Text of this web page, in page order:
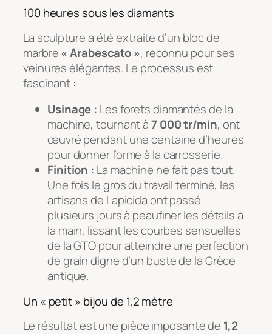
100 heures sous les diamants
La sculpture a été extraite d’un bloc de
marbre« Arabescato », reconnu pour ses
veinures élégantes. Le processus est
fascinant :
Usinage : Les forets diamantés de la
machine, tournant à7 000 tr/min, ont
œuvré pendant une centaine d’heures
pour donner forme à la carrosserie.
Finition : La machine ne fait pas tout.
Une fois le gros du travail terminé, les
artisans de Lapicida ont passé
plusieurs jours à peaufiner les détails à
la main, lissant les courbes sensuelles
de la GTO pour atteindre une perfection
de grain digne d’un buste de la Grèce
antique.
Un « petit » bijou de 1,2 mètre
Le résultat est une pièce imposante de 1,2